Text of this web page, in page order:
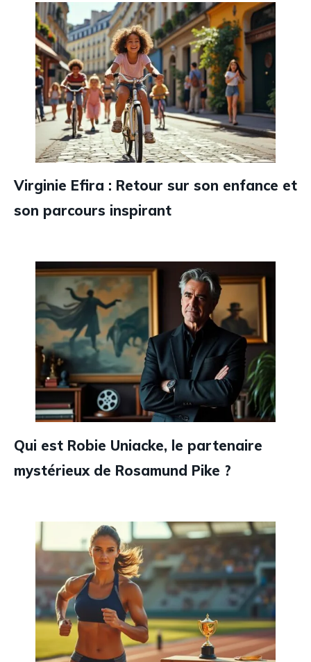
Virginie Efira : Retour sur son enfance et
son parcours inspirant
Qui est Robie Uniacke, le partenaire
mystérieux de Rosamund Pike ?